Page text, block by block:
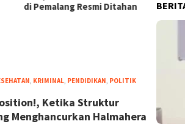
demi Hak 23 Korban
, KRIMINAL, PENDIDIKAN, POLITIK
Ketika Struktur
Menghancurkan Halmahera